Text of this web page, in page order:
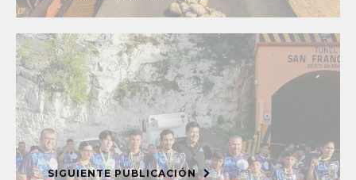
SIGUIENTE PUBLICACIÓN